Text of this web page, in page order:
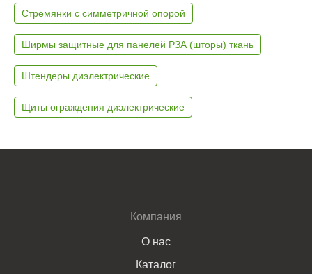
Стремянки с симметричной опорой
Ширмы защитные для панелей РЗА (шторы) ткань
Штендеры диэлектрические
Щиты ограждения диэлектрические
Компания
О нас
Каталог